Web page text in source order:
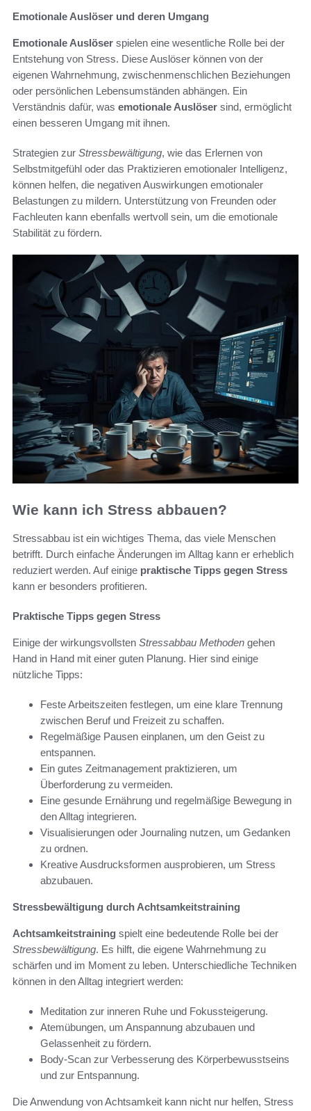
Emotionale Auslöser und deren Umgang
Emotionale Auslöser spielen eine wesentliche Rolle bei der
Entstehung von Stress. Diese Auslöser können von der
eigenen Wahrnehmung, zwischenmenschlichen Beziehungen
oder persönlichen Lebensumständen abhängen. Ein
Verständnis dafür, was emotionale Auslöser sind, ermöglicht
einen besseren Umgang mit ihnen.
Strategien zur Stressbewältigung, wie das Erlernen von
Selbstmitgefühl oder das Praktizieren emotionaler Intelligenz,
können helfen, die negativen Auswirkungen emotionaler
Belastungen zu mildern. Unterstützung von Freunden oder
Fachleuten kann ebenfalls wertvoll sein, um die emotionale
Stabilität zu fördern.
Wie kann ich Stress abbauen?
Stressabbau ist ein wichtiges Thema, das viele Menschen
betrifft. Durch einfache Änderungen im Alltag kann er erheblich
reduziert werden. Auf einige praktische Tipps gegen Stress
kann er besonders profitieren.
Praktische Tipps gegen Stress
Einige der wirkungsvollsten Stressabbau Methoden gehen
Hand in Hand mit einer guten Planung. Hier sind einige
nützliche Tipps:
Feste Arbeitszeiten festlegen, um eine klare Trennung
zwischen Beruf und Freizeit zu schaffen.
Regelmäßige Pausen einplanen, um den Geist zu
entspannen.
Ein gutes Zeitmanagement praktizieren, um
Überforderung zu vermeiden.
Eine gesunde Ernährung und regelmäßige Bewegung in
den Alltag integrieren.
Visualisierungen oder Journaling nutzen, um Gedanken
zu ordnen.
Kreative Ausdrucksformen ausprobieren, um Stress
abzubauen.
Stressbewältigung durch Achtsamkeitstraining
Achtsamkeitstraining spielt eine bedeutende Rolle bei der
Stressbewältigung. Es hilft, die eigene Wahrnehmung zu
schärfen und im Moment zu leben. Unterschiedliche Techniken
können in den Alltag integriert werden:
Meditation zur inneren Ruhe und Fokussteigerung.
Atemübungen, um Anspannung abzubauen und
Gelassenheit zu fördern.
Body-Scan zur Verbesserung des Körperbewusstseins
und zur Entspannung.
Die Anwendung von Achtsamkeit kann nicht nur helfen, Stress